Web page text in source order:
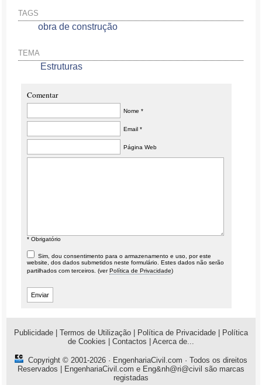
TAGS
obra de construção
TEMA
Estruturas
Comentar
Nome *
Email *
Página Web
* Obrigatório
Sim, dou consentimento para o armazenamento e uso, por este
website, dos dados submetidos neste formulário. Estes dados não serão
partilhados com terceiros. (verPolítica de Privacidade)
Publicidade Termos de Utilização Política de Privacidade
Política
de Cookies
Contactos Acerca de...
Copyright © 2001-2026 · EngenhariaCivil.com · Todos os direitos
Reservados | EngenhariaCivil.com e Eng&nh@ri@civil são marcas
registadas